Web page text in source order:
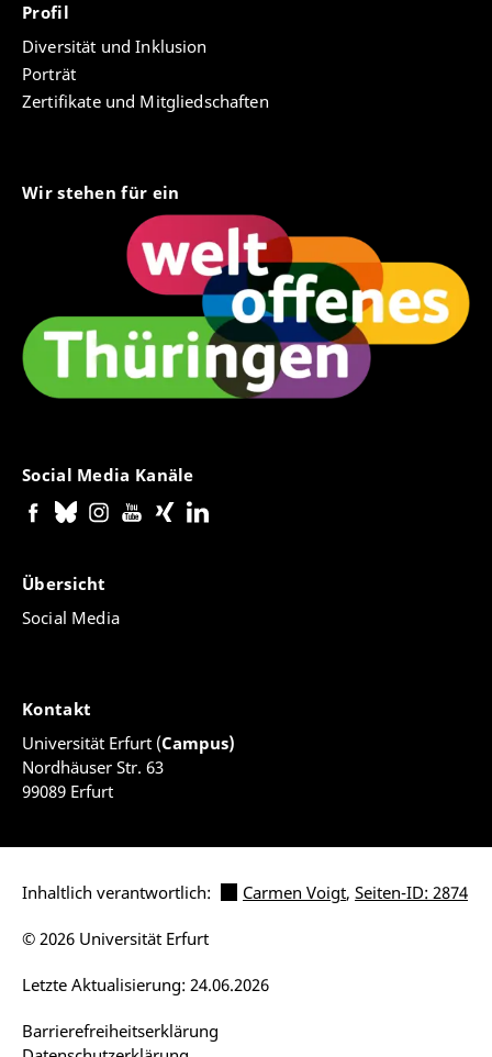
Profil
Diversität und Inklusion
Porträt
Zertifikate und Mitgliedschaften
Wir stehen für ein
Social Media Kanäle
Übersicht
Social Media
Kontakt
Universität Erfurt (Campus)
Nordhäuser Str. 63
99089 Erfurt
Inhaltlich verantwortlich: Carmen Voigt, Seiten-ID: 2874
Barrierefreiheitserklärung
Letzte Aktualisierung: 24.06.2026
© 2026 Universität Erfurt